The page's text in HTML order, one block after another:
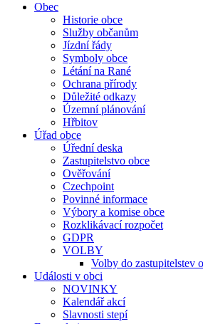
Obec
Historie obce
Služby občanům
Jízdní řády
Symboly obce
Létání na Rané
Ochrana přírody
Důležité odkazy
Územní plánování
Hřbitov
Úřad obce
Úřední deska
Zastupitelstvo obce
Ověřování
Czechpoint
Povinné informace
Výbory a komise obce
Rozklikávací rozpočet
GDPR
VOLBY
Volby do zastupitelstev
Události v obci
NOVINKY
Kalendář akcí
Slavnosti stepí